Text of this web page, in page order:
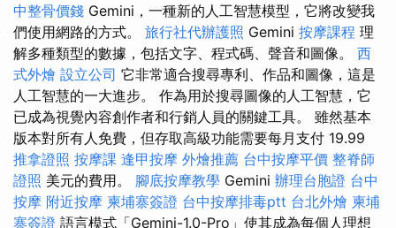
中整骨價錢 Gemini，一種新的人工智慧模型，它將改變我
們使用網路的方式。 旅行社代辦護照 Gemini 按摩課程 理
解多種類型的數據，包括文字、程式碼、聲音和圖像。 西
式外燴 設立公司 它非常適合搜尋專利、作品和圖像，這是
人工智慧的一大進步。 作為用於搜尋圖像的人工智慧，它
已成為視覺內容創作者和行銷人員的關鍵工具。 雖然基本
版本對所有人免費，但存取高級功能需要每月支付 19.99
推拿證照 按摩課 逢甲按摩 外燴推薦 台中按摩平價 整脊師
證照 美元的費用。 腳底按摩教學 Gemini 辦理台胞證 台中
按摩 附近按摩 柬埔寨簽證 台中按摩排毒ptt 台北外燴 柬埔
寨簽證 語言模式「Gemini-1.0-Pro」使其成為每個人理想